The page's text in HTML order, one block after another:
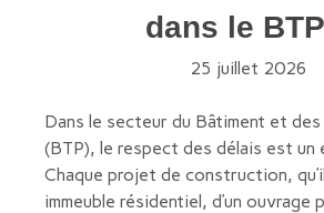
dans le
25 juillet 2026
Dans le secteur du Bâtiment et des
(BTP), le respect des délais est un
Chaque projet de construction, qu’il
immeuble résidentiel, d’un ouvrage